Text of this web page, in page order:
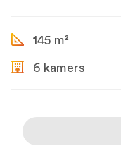
145 m²
6 kamers